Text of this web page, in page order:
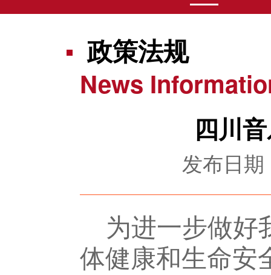
政策法规
News
四川
发布日
为进一步做好
体健康和生命安